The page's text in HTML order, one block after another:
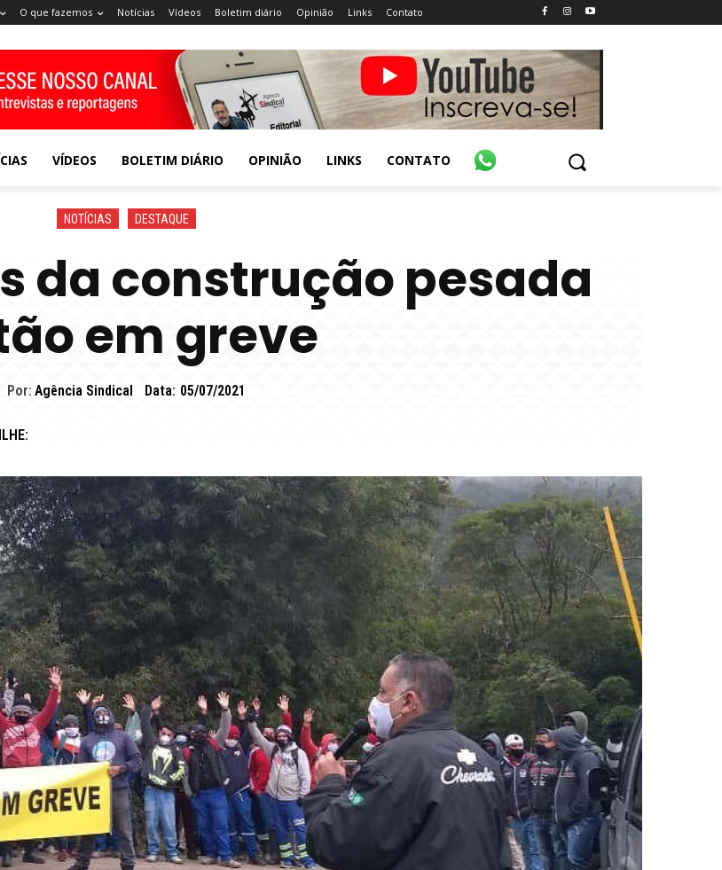
O que fazemos Notícias Vídeos Boletim diário Opinião Links Contato
VÍDEOS BOLETIM DIÁRIO OPINIÃO LINKS CONTATO
NOTÍCIAS DESTAQUE
da construção pesada
em greve
Por: Agência Sindical Data: 05/07/2021